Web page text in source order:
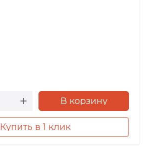
В корзину
Купить в 1 клик